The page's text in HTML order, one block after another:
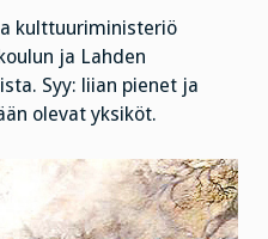
kulttuuriministeriö
ja Lahden
Syy: liian pienet ja
olevat yksiköt.